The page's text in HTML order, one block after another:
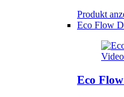
Produkt
Eco Flow
Eco